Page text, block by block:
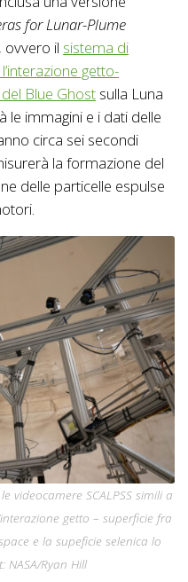
for Lunar-Plume
ovvero il sistema di
getto-
Blue Ghost sulla Luna
immagini e i dati delle
circa sei secondi
la formazione del
delle particelle espulse
videocamere SCALPSS simili a
getto – superficie fra
e la supeficie selenica lo
NASA/Ryan Hill